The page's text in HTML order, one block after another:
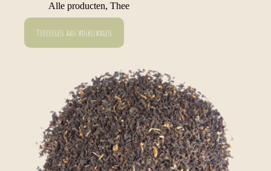
Alle producten, Thee
Toevoegen aan winkelwagen